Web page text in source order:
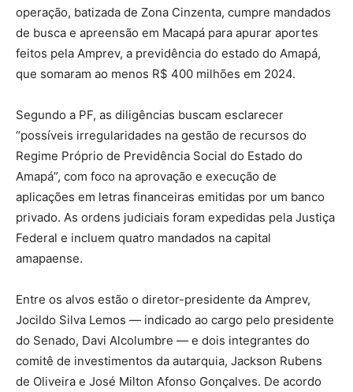
operação, batizada de Zona Cinzenta, cumpre mandados
de busca e apreensão em Macapá para apurar aportes
feitos pela Amprev, a previdência do estado do Amapá,
que somaram ao menos R$ 400 milhões em 2024.
Segundo a PF, as diligências buscam esclarecer
“possíveis irregularidades na gestão de recursos do
Regime Próprio de Previdência Social do Estado do
Amapá”, com foco na aprovação e execução de
aplicações em letras financeiras emitidas por um banco
privado. As ordens judiciais foram expedidas pela Justiça
Federal e incluem quatro mandados na capital
amapaense.
Entre os alvos estão o diretor-presidente da Amprev,
Jocildo Silva Lemos — indicado ao cargo pelo presidente
do Senado, Davi Alcolumbre — e dois integrantes do
comitê de investimentos da autarquia, Jackson Rubens
de Oliveira e José Milton Afonso Gonçalves. De acordo